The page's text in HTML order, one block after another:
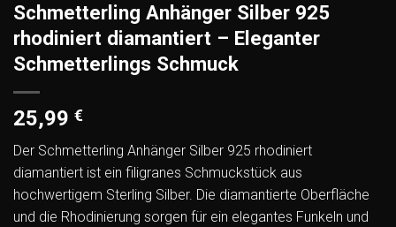
Schmetterling Anhänger Silber 925
rhodiniert diamantiert – Eleganter
Schmetterlings Schmuck
25,99 €
Der Schmetterling Anhänger Silber 925 rhodiniert
diamantiert ist ein filigranes Schmuckstück aus
hochwertigem Sterling Silber. Die diamantierte Oberfläche
und die Rhodinierung sorgen für ein elegantes Funkeln und